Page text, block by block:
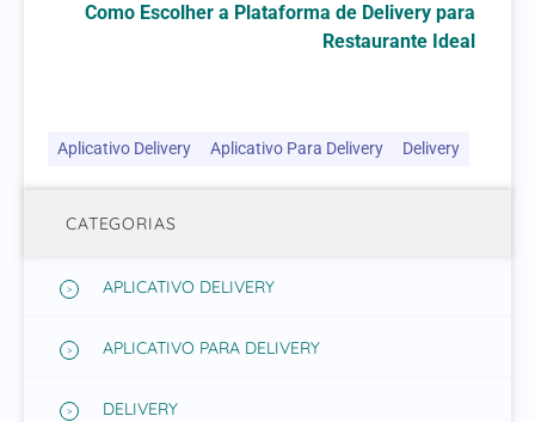
Como Escolher a Plataforma de Delivery para
Restaurante Ideal
Aplicativo Delivery Aplicativo Para Delivery Delivery
CATEGORIAS
APLICATIVO DELIVERY
APLICATIVO PARA DELIVERY
DELIVERY